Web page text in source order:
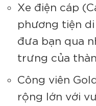
Xe điện cáp
phương tiện
đưa bạn qua
trưng của
Công viên
rộng lớn với